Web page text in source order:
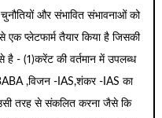
और संभावित संभावनाओं को
प्लेटफार्म तैयार किया है जिसकी
- (1)करेंट की वर्तमान में उपलब्ध
,विजन -IAS,शंकर -IAS का
उसी तरह से संकलित करना जैसे कि